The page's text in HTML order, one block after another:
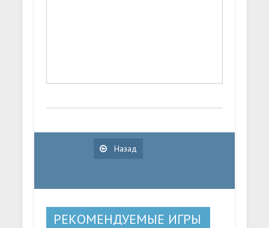
Назад
РЕКОМЕНДУЕМЫЕ ИГРЫ